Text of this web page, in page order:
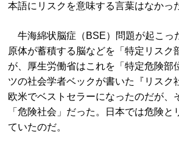
本語にリスクを意味する言葉はなかっ
牛海綿状脳症（BSE）問題が起こっ
原体が蓄積する脳などを「特定リスク
が、厚生労働省はこれを「特定危険部
ツの社会学者ベックが書いた『リスク
欧米でベストセラーになったのだが、
「危険社会」だった。日本では危険と
ていたのだ。